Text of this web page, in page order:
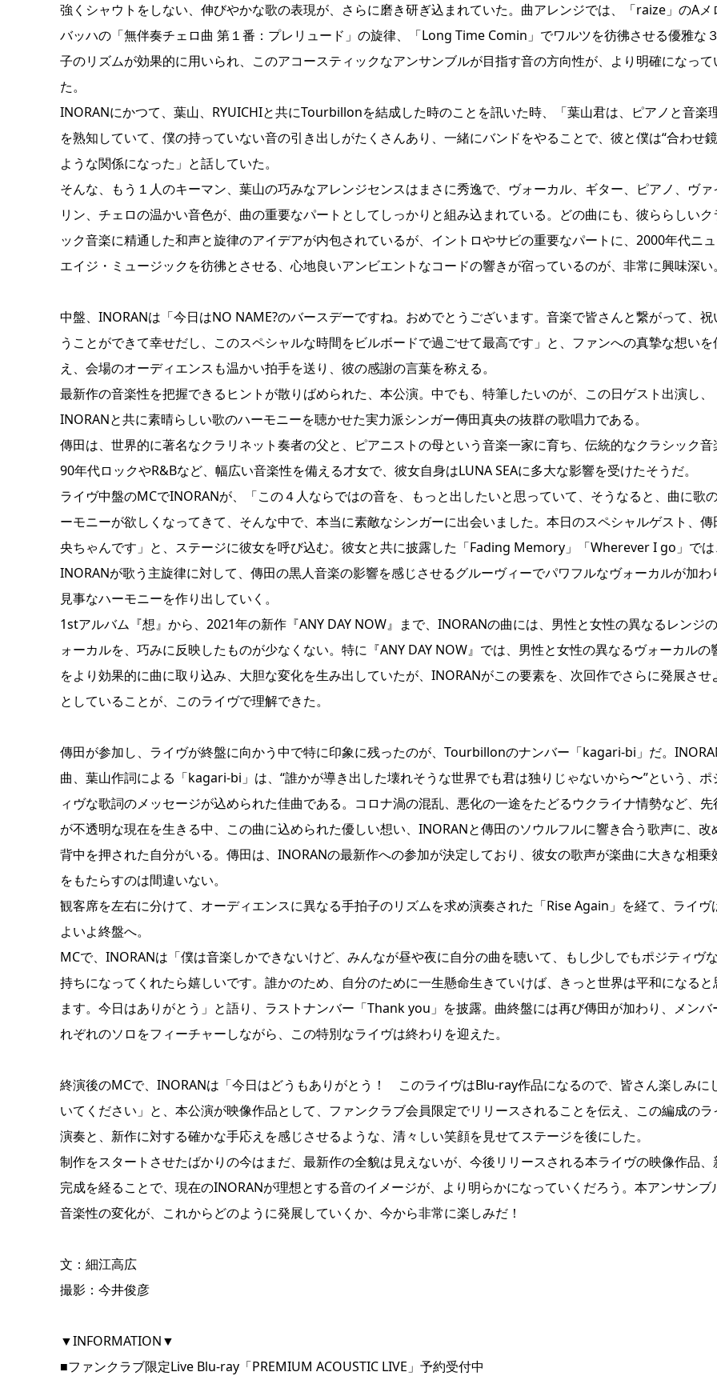
強くシャウトをしない、伸びやかな歌の表現が、さらに磨き研ぎ込まれていた。曲アレンジでは、「raize」のAメ
バッハの「無伴奏チェロ曲 第１番：プレリュード」の旋律、「Long Time Comin」でワルツを彷彿させる優雅な
子のリズムが効果的に用いられ、このアコースティックなアンサンブルが目指す音の方向性が、より明確になって
た。
INORANにかつて、葉山、RYUICHIと共にTourbillonを結成した時のことを訊いた時、「葉山君は、ピアノと音楽
を熟知していて、僕の持っていない音の引き出しがたくさんあり、一緒にバンドをやることで、彼と僕は“合わせ
ような関係になった」と話していた。
そんな、もう１人のキーマン、葉山の巧みなアレンジセンスはまさに秀逸で、ヴォーカル、ギター、ピアノ、ヴァ
リン、チェロの温かい音色が、曲の重要なパートとしてしっかりと組み込まれている。どの曲にも、彼ららしいク
ック音楽に精通した和声と旋律のアイデアが内包されているが、イントロやサビの重要なパートに、2000年代ニ
エイジ・ミュージックを彷彿とさせる、心地良いアンビエントなコードの響きが宿っているのが、非常に興味深い。
中盤、INORANは「今日はNO NAME?のバースデーですね。おめでとうございます。音楽で皆さんと繋がって、祝
うことができて幸せだし、このスペシャルな時間をビルボードで過ごせて最高です」と、ファンへの真摯な想いを
え、会場のオーディエンスも温かい拍手を送り、彼の感謝の言葉を称える。
最新作の音楽性を把握できるヒントが散りばめられた、本公演。中でも、特筆したいのが、この日ゲスト出演し、
INORANと共に素晴らしい歌のハーモニーを聴かせた実力派シンガー傳田真央の抜群の歌唱力である。
傳田は、世界的に著名なクラリネット奏者の父と、ピアニストの母という音楽一家に育ち、伝統的なクラシック音
90年代ロックやR&Bなど、幅広い音楽性を備える才女で、彼女自身はLUNA SEAに多大な影響を受けたそうだ。
ライヴ中盤のMCでINORANが、「この４人ならではの音を、もっと出したいと思っていて、そうなると、曲に歌
ーモニーが欲しくなってきて、そんな中で、本当に素敵なシンガーに出会いました。本日のスペシャルゲスト、傳
央ちゃんです」と、ステージに彼女を呼び込む。彼女と共に披露した「Fading Memory」「Wherever I go」では
INORANが歌う主旋律に対して、傳田の黒人音楽の影響を感じさせるグルーヴィーでパワフルなヴォーカルが加わ
見事なハーモニーを作り出していく。
1stアルバム『想』から、2021年の新作『ANY DAY NOW』まで、INORANの曲には、男性と女性の異なるレンジ
ォーカルを、巧みに反映したものが少なくない。特に『ANY DAY NOW』では、男性と女性の異なるヴォーカルの
をより効果的に曲に取り込み、大胆な変化を生み出していたが、INORANがこの要素を、次回作でさらに発展させ
としていることが、このライヴで理解できた。
傳田が参加し、ライヴが終盤に向かう中で特に印象に残ったのが、Tourbillonのナンバー「kagari-bi」だ。
曲、葉山作詞による「kagari-bi」は、“誰かが導き出した壊れそうな世界でも君は独りじゃないから〜”という、ポ
ィヴな歌詞のメッセージが込められた佳曲である。コロナ渦の混乱、悪化の一途をたどるウクライナ情勢など、先
が不透明な現在を生きる中、この曲に込められた優しい想い、INORANと傳田のソウルフルに響き合う歌声に、改
背中を押された自分がいる。傳田は、INORANの最新作への参加が決定しており、彼女の歌声が楽曲に大きな相乗
をもたらすのは間違いない。
観客席を左右に分けて、オーディエンスに異なる手拍子のリズムを求め演奏された「Rise Again」を経て、ライヴ
よいよ終盤へ。
MCで、INORANは「僕は音楽しかできないけど、みんなが昼や夜に自分の曲を聴いて、もし少しでもポジティヴ
持ちになってくれたら嬉しいです。誰かのため、自分のために一生懸命生きていけば、きっと世界は平和になると
ます。今日はありがとう」と語り、ラストナンバー「Thank you」を披露。曲終盤には再び傳田が加わり、メンバ
れぞれのソロをフィーチャーしながら、この特別なライヴは終わりを迎えた。
終演後のMCで、INORANは「今日はどうもありがとう！ このライヴはBlu-ray作品になるので、皆さん楽しみに
いてください」と、本公演が映像作品として、ファンクラブ会員限定でリリースされることを伝え、この編成のラ
演奏と、新作に対する確かな手応えを感じさせるような、清々しい笑顔を見せてステージを後にした。
制作をスタートさせたばかりの今はまだ、最新作の全貌は見えないが、今後リリースされる本ライヴの映像作品、
完成を経ることで、現在のINORANが理想とする音のイメージが、より明らかになっていくだろう。本アンサンブ
音楽性の変化が、これからどのように発展していくか、今から非常に楽しみだ！
文：細江高広
撮影：今井俊彦
▼INFORMATION▼
■ファンクラブ限定Live Blu-ray「PREMIUM ACOUSTIC LIVE」予約受付中